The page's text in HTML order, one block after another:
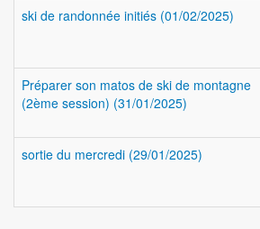
ski de randonnée initiés (01/02/2025)
Préparer son matos de ski de montagne
(2ème session) (31/01/2025)
sortie du mercredi (29/01/2025)